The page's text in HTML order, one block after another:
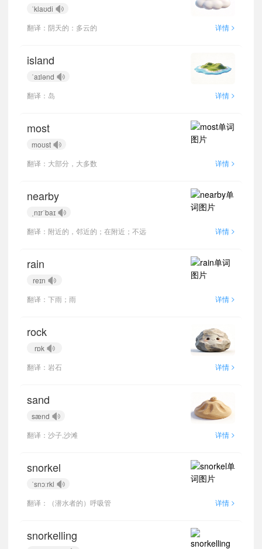
ˈklaʊdi
翻译：阴天的：多云的
详情 >
island
ˈaɪlənd
翻译：岛
详情 >
most
moʊst
翻译：大部分，大多数
详情 >
nearby
ˌnɪrˈbaɪ
翻译：附近的，邻近的；在附近；不远
详情 >
rain
reɪn
翻译：下雨；雨
详情 >
rock
rɒk
翻译：岩石
详情 >
sand
sænd
翻译：沙子,沙滩
详情 >
snorkel
ˈsnɔːrkl
翻译：（潜水者的）呼吸管
详情 >
snorkelling